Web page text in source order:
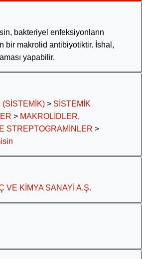
bakteriyel enfeksiyonların
bir makrolid antibiyotiktir. İshal,
yapabilir.
> SİSTEMİK
> MAKROLİDLER,
STREPTOGRAMİNLER >
VE KİMYA SANAYİ A.Ş.